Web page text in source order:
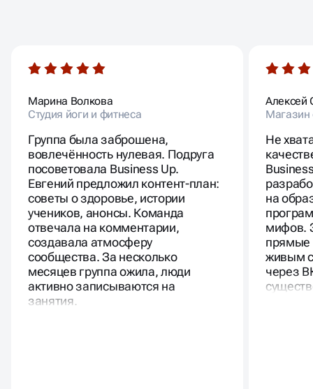
Марина Волкова
Студия йоги и фитнеса
Группа была заброшена,
вовлечённость нулевая. Подруга
посоветовала Business Up.
Евгений предложил контент-план:
советы о здоровье, истории
учеников, анонсы. Команда
отвечала на комментарии,
создавала атмосферу
сообщества. За несколько
месяцев группа ожила, люди
активно записываются на
занятия.
Алексей
Магазин
Не
на
мифов.
прямые
живым
через